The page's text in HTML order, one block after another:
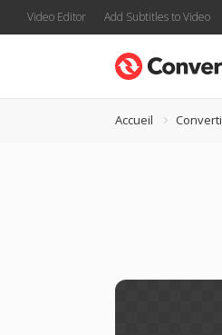
Video Editor Add Subtitles to Video
Accueil